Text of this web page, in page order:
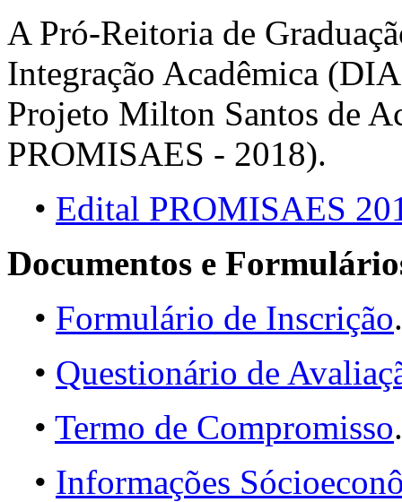
A Pró-Reitoria de
Integração Acadêmica
Projeto Milton Santos de
PROMISAES - 2018).
• Edital PROMISAES
Documentos e
• Formulário de Inscrição.
• Questionário de
• Termo de Compromisso.
• Informações